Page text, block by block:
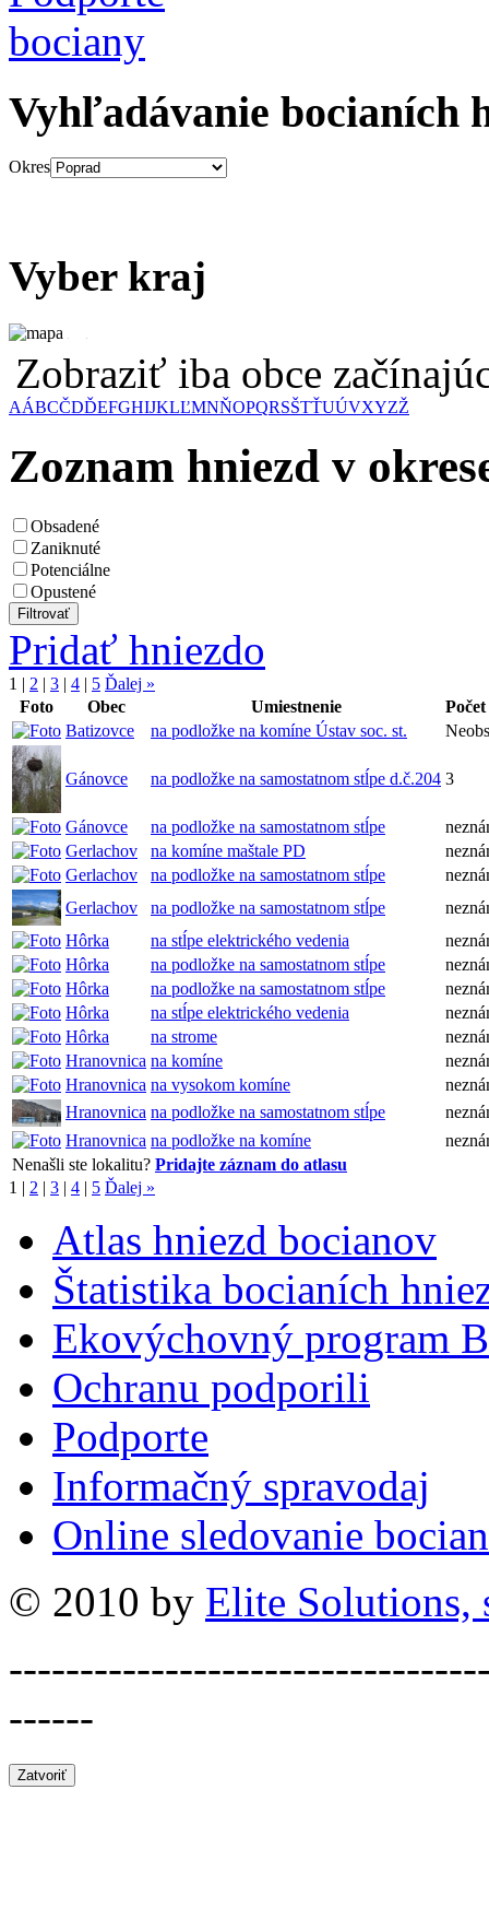
Vyhľadávanie bocianích
Okres
Vyber kraj
Zobraziť iba obce
AÁBCČDĎEFGHIJKLĽMNŇOPQRSŠTŤUÚVXYZŽ
Zoznam hniezd v
Obsadené
Zaniknuté
Potenciálne
Opustené
Pridať hniezdo
1 | 2 | 3 | 4 | 5 Ďalej »
Foto
Obec Umiestnenie
Batizovce
na podložke na komíne Ústav soc. st.
Gánovce na podložke na samostatnom stĺpe d.č.204 3
Gánovce na podložke na samostatnom stĺpe
Gerlachov
na komíne maštale PD
Gerlachov
na podložke na samostatnom stĺpe
Gerlachov
na podložke na samostatnom stĺpe
Hôrka
na stĺpe elektrického vedenia
Hôrka
na podložke na samostatnom stĺpe
Hôrka
na podložke na samostatnom stĺpe
Hôrka
na stĺpe elektrického vedenia
Hôrka
na strome
Hranovnica na komíne
Hranovnica na vysokom komíne
Hranovnica na podložke na samostatnom stĺpe
Hranovnica na podložke na komíne
Nenašli ste lokalitu? Pridajte záznam do atlasu
1 | 2 | 3 | 4 | 5 Ďalej »
Atlas hniezd bocianov
Štatistika bocianích
Ekovýchovný program
Ochranu podporili
Podporte
Informačný spravodaj
Online sledovanie
© 2010 by Elite Solutions,
------